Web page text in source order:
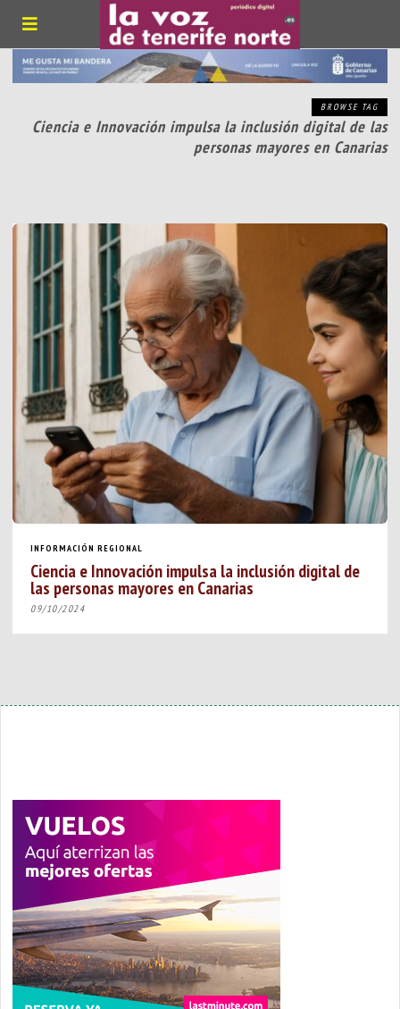
BROWSE TAG
Ciencia e Innovación impulsa la inclusión digital de las
personas mayores en Canarias
INFORMACIÓN REGIONAL
Ciencia e Innovación impulsa la inclusión digital de
las personas mayores en Canarias
09/10/2024